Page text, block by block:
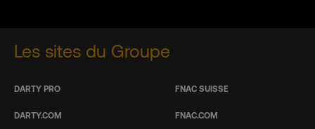
Les sites du Groupe
DARTY PRO
DARTY.COM
FNAC SUISSE
FNAC.COM